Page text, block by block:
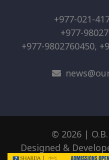
+977-021-
+977-
+977-9802760450,
© 2026 |
Designed &